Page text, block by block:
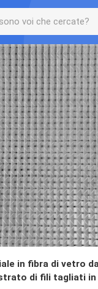
in fibra di vetro
di fili tagliati in